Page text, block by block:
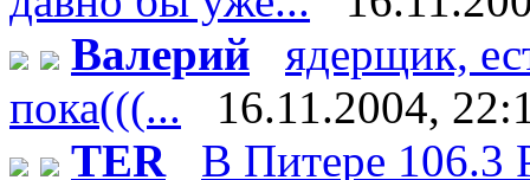
Валерий
ядерщик,
пока(((...
16.11.2004,
TER
В Питере 106.3